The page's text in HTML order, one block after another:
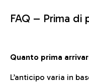
FAQ – Prima di
Quanto prima
L’anticipo varia in